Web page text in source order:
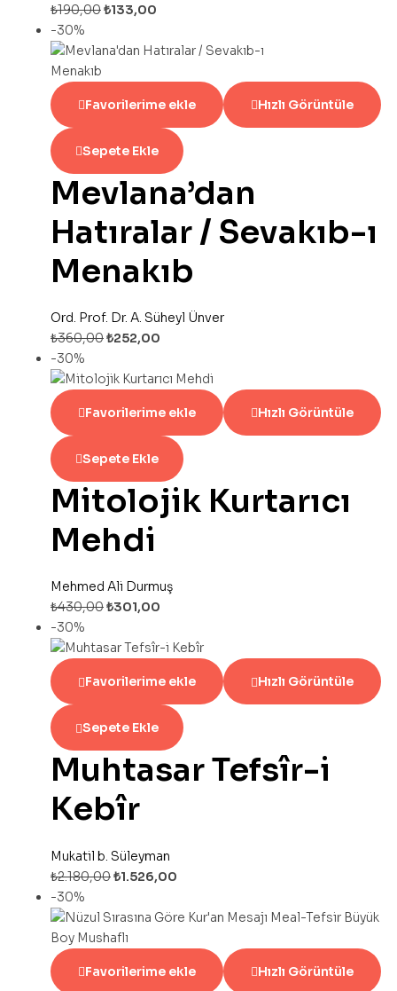
₺190,00₺133,00
-30%
Favorilerime ekle Hızlı Görüntüle
Sepete Ekle
Mevlana’dan
Hatıralar / Sevakıb-ı
Menakıb
Ord. Prof. Dr. A. Süheyl Ünver
₺360,00₺252,00
-30%
Favorilerime ekle Hızlı Görüntüle
Sepete Ekle
Mitolojik Kurtarıcı
Mehdi
Mehmed Ali Durmuş
₺430,00₺301,00
-30%
Favorilerime ekle Hızlı Görüntüle
Sepete Ekle
Muhtasar Tefsîr-i
Kebîr
Mukatil b. Süleyman
₺2.180,00₺1.526,00
-30%
Favorilerime ekle Hızlı Görüntüle